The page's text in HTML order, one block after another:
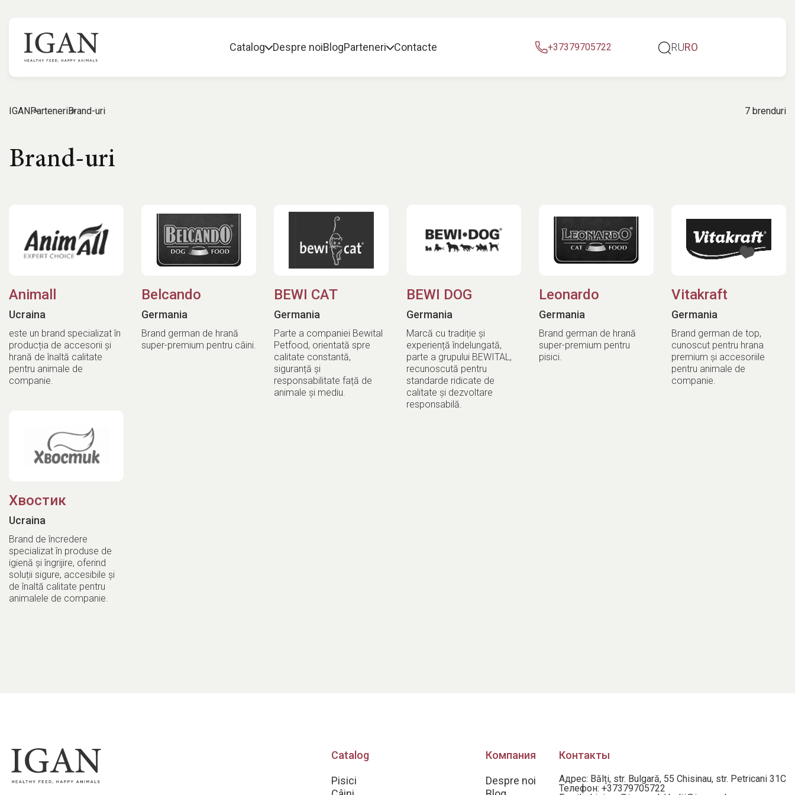
Catalog Despre noiBlogParteneri Contacte +37379705722 RURO
IGANParteneriBrand-uri 7 brenduri
Brand-uri
Animall
Ucraina
este un brand specializat în
producția de accesorii și
hrană de înaltă calitate
pentru animale de
companie.
Belcando
Germania
Brand german de hrană
super-premium pentru câini.
BEWI CAT
Germania
Parte a companiei Bewital
Petfood, orientată spre
calitate constantă,
siguranță și
responsabilitate față de
animale și mediu.
BEWI DOG
Germania
Marcă cu tradiție și
experiență îndelungată,
parte a grupului BEWITAL,
recunoscută pentru
standarde ridicate de
calitate și dezvoltare
responsabilă.
Leonardo
Germania
Brand german de hrană
super-premium pentru
pisici.
Vitakraft
Germania
Brand german de top,
cunoscut pentru hrana
premium și accesoriile
pentru animale de
companie.
Хвостик
Ucraina
Brand de încredere
specializat în produse de
igienă și îngrijire, oferind
soluții sigure, accesibile și
de înaltă calitate pentru
animalele de companie.
Catalog
Pisici
Компания
Despre noi
Контакты
Адрес: Bălți, str. Bulgară, 55 Chisinau, str. Petricani 31C
Телефон: +37379705722